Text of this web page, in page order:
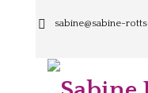
sabine@sabine-